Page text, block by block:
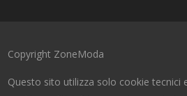
Copyright ZoneModa
Questo sito utilizza solo cookie tecnici